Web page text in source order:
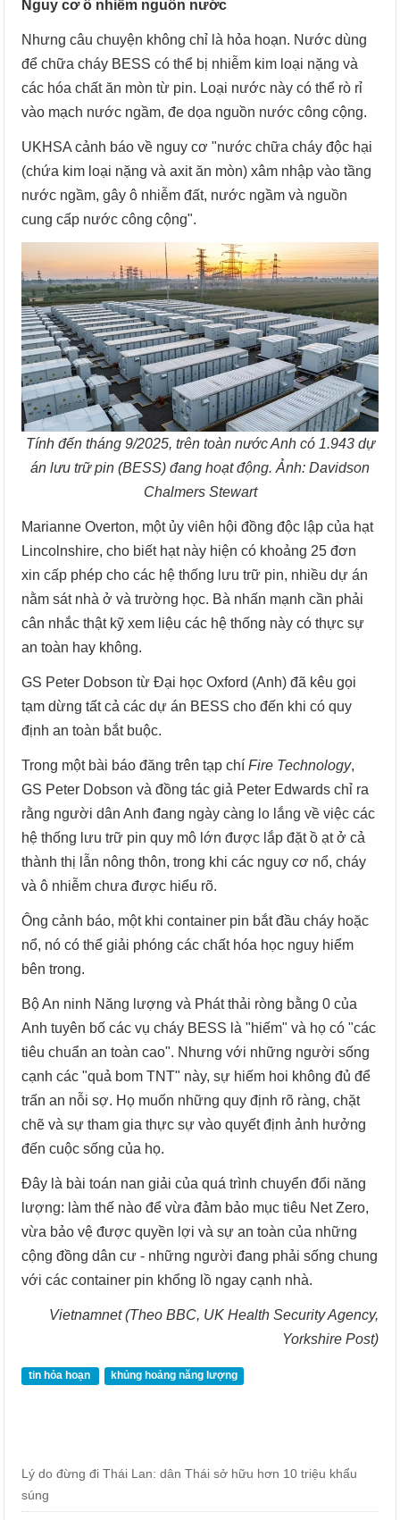
Nguy cơ ô nhiễm nguồn nước
Nhưng câu chuyện không chỉ là hỏa hoạn. Nước dùng
để chữa cháy BESS có thể bị nhiễm kim loại nặng và
các hóa chất ăn mòn từ pin. Loại nước này có thể rò rỉ
vào mạch nước ngầm, đe dọa nguồn nước công cộng.
UKHSA cảnh báo về nguy cơ "nước chữa cháy độc hại
(chứa kim loại nặng và axit ăn mòn) xâm nhập vào tầng
nước ngầm, gây ô nhiễm đất, nước ngầm và nguồn
cung cấp nước công cộng".
Tính đến tháng 9/2025, trên toàn nước Anh có 1.943 dự
án lưu trữ pin (BESS) đang hoạt động. Ảnh: Davidson
Chalmers Stewart
Marianne Overton, một ủy viên hội đồng độc lập của hạt
Lincolnshire, cho biết hạt này hiện có khoảng 25 đơn
xin cấp phép cho các hệ thống lưu trữ pin, nhiều dự án
nằm sát nhà ở và trường học. Bà nhấn mạnh cần phải
cân nhắc thật kỹ xem liệu các hệ thống này có thực sự
an toàn hay không.
GS Peter Dobson từ Đại học Oxford (Anh) đã kêu gọi
tạm dừng tất cả các dự án BESS cho đến khi có quy
định an toàn bắt buộc.
Trong một bài báo đăng trên tạp chíFire Technology,
GS Peter Dobson và đồng tác giả Peter Edwards chỉ ra
rằng người dân Anh đang ngày càng lo lắng về việc các
hệ thống lưu trữ pin quy mô lớn được lắp đặt ồ ạt ở cả
thành thị lẫn nông thôn, trong khi các nguy cơ nổ, cháy
và ô nhiễm chưa được hiểu rõ.
Ông cảnh báo, một khi container pin bắt đầu cháy hoặc
nổ, nó có thể giải phóng các chất hóa học nguy hiểm
bên trong.
Bộ An ninh Năng lượng và Phát thải ròng bằng 0 của
Anh tuyên bố các vụ cháy BESS là "hiếm" và họ có "các
tiêu chuẩn an toàn cao". Nhưng với những người sống
cạnh các "quả bom TNT" này, sự hiếm hoi không đủ để
trấn an nỗi sợ. Họ muốn những quy định rõ ràng, chặt
chẽ và sự tham gia thực sự vào quyết định ảnh hưởng
đến cuộc sống của họ.
Đây là bài toán nan giải của quá trình chuyển đổi năng
lượng: làm thế nào để vừa đảm bảo mục tiêu Net Zero,
vừa bảo vệ được quyền lợi và sự an toàn của những
cộng đồng dân cư - những người đang phải sống chung
với các container pin khổng lồ ngay cạnh nhà.
Vietnamnet (Theo BBC, UK Health Security Agency,
Yorkshire Post)
tin hỏa hoạn khủng hoảng năng lượng
Lý do đừng đi Thái Lan: dân Thái sở hữu hơn 10 triệu khẩu
súng